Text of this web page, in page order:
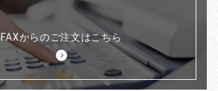
FAXからのご注文はこちら